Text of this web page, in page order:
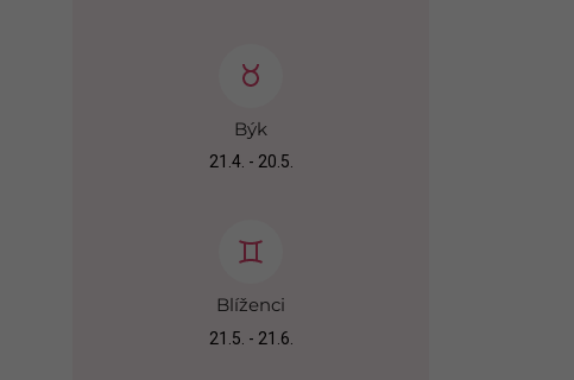
Býk
21.4. - 20.5.
Blíženci
21.5. - 21.6.